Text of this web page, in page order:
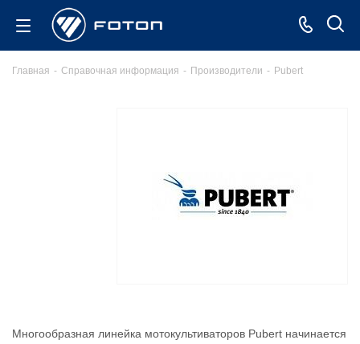
Главная - Справочная информация - Производители - Pubert
Многообразная линейка мотокультиваторов Pubert начинается